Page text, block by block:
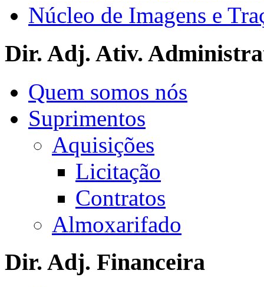
Núcleo de Imagens e
Dir. Adj. Ativ.
Quem somos nós
Suprimentos
Aquisições
Licitação
Contratos
Almoxarifado
Dir. Adj. Financeira